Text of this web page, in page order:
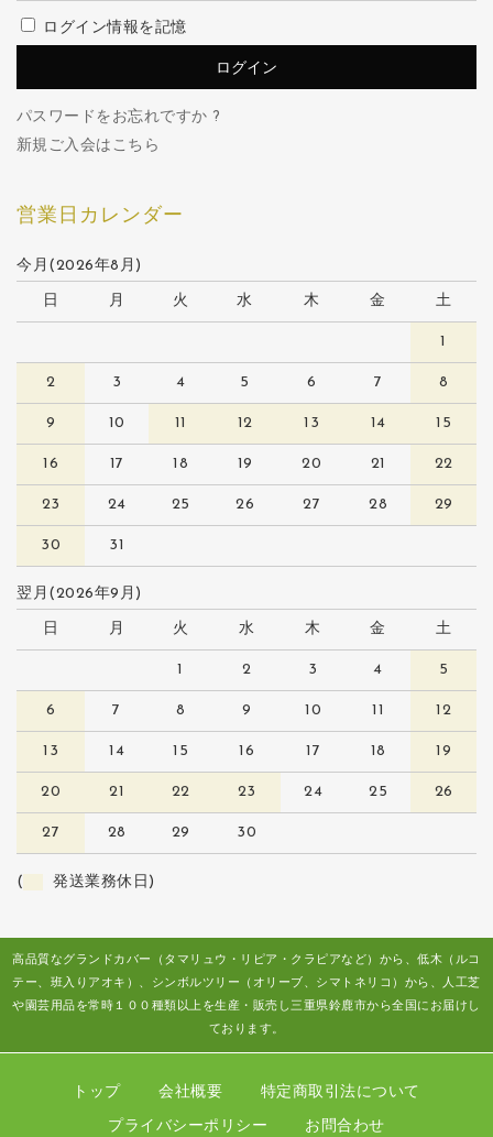
ログイン情報を記憶
パスワードをお忘れですか ?
新規ご入会はこちら
営業日カレンダー
今月(2026年8月)
日 月 火 水 木 金 土
1
2 3 4 5 6 7 8
9 10 11 12 13 14 15
16 17 18 19 20 21 22
23 24 25 26 27 28 29
30 31
翌月(2026年9月)
日 月 火 水 木 金 土
1 2 3 4 5
6 7 8 9 10 11 12
13 14 15 16 17 18 19
20 21 22 23 24 25 26
27 28 29 30
( 発送業務休日)
高品質なグランドカバー（タマリュウ・リピア・クラピアなど）から、低木（ルコ
テー、班入りアオキ）、シンボルツリー（オリーブ、シマトネリコ）から、人工芝
や園芸用品を常時１００種類以上を生産・販売し三重県鈴鹿市から全国にお届けし
ております。
トップ 会社概要 特定商取引法について
プライバシーポリシー お問合わせ